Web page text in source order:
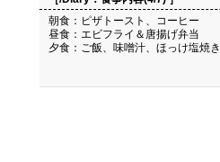
朝食：ピザトースト、コーヒー
昼食：エビフライ＆唐揚げ弁当
夕食：ご飯、味噌汁、ほっけ塩焼き